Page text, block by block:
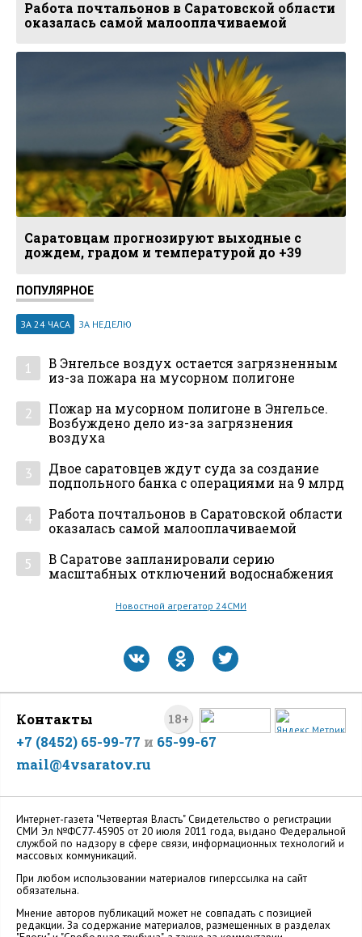
Работа почтальонов в Саратовской области
оказалась самой малооплачиваемой
Саратовцам прогнозируют выходные с
дождем, градом и температурой до +39
ПОПУЛЯРНОЕ
ЗА 24 ЧАСА ЗА НЕДЕЛЮ
1
В Энгельсе воздух остается загрязненным
из-за пожара на мусорном полигоне
2
Пожар на мусорном полигоне в Энгельсе.
Возбуждено дело из-за загрязнения
воздуха
3
Двое саратовцев ждут суда за создание
подпольного банка с операциями на 9 млрд
4
Работа почтальонов в Саратовской области
оказалась самой малооплачиваемой
5
В Саратове запланировали серию
масштабных отключений водоснабжения
Новостной агрегатор 24СМИ
18+
Контакты
+7 (8452) 65-99-77 и 65-99-67
mail@4vsaratov.ru
Интернет-газета "Четвертая Власть" Cвидетельство о регистрации
СМИ Эл №ФС77-45905 от 20 июля 2011 года, выдано Федеральной
службой по надзору в сфере связи, информационных технологий и
массовых коммуникаций.
При любом использовании материалов гиперссылка на сайт
обязательна.
Мнение авторов публикаций может не совпадать с позицией
редакции. За содержание материалов, размещенных в разделах